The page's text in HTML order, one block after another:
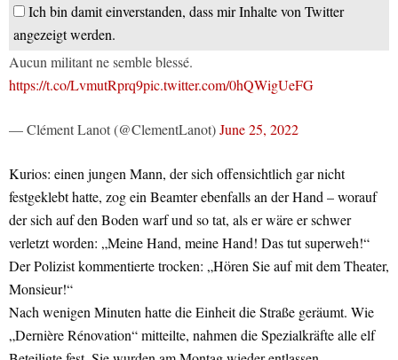
Ich bin damit einverstanden, dass mir Inhalte von Twitter
angezeigt werden.
Aucun militant ne semble blessé.
https://t.co/LvmutRprq9pic.twitter.com/0hQWigUeFG
— Clément Lanot (@ClementLanot)June 25, 2022
Kurios: einen jungen Mann, der sich offensichtlich gar nicht
festgeklebt hatte, zog ein Beamter ebenfalls an der Hand – worauf
der sich auf den Boden warf und so tat, als er wäre er schwer
verletzt worden: „Meine Hand, meine Hand! Das tut superweh!“
Der Polizist kommentierte trocken: „Hören Sie auf mit dem Theater,
Monsieur!“
Nach wenigen Minuten hatte die Einheit die Straße geräumt. Wie
„Dernière Rénovation“ mitteilte, nahmen die Spezialkräfte alle elf